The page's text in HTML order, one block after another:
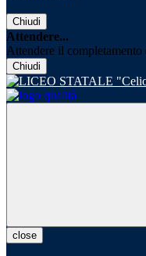
Chiudi
Attendere...
Attendere il completamento
Chiudi
close